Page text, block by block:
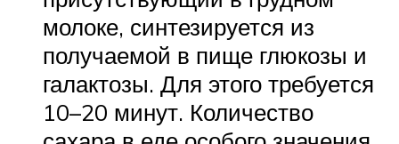
молоке, синтезируется из
получаемой в пище глюкозы и
галактозы. Для этого требуется
10–20 минут. Количество